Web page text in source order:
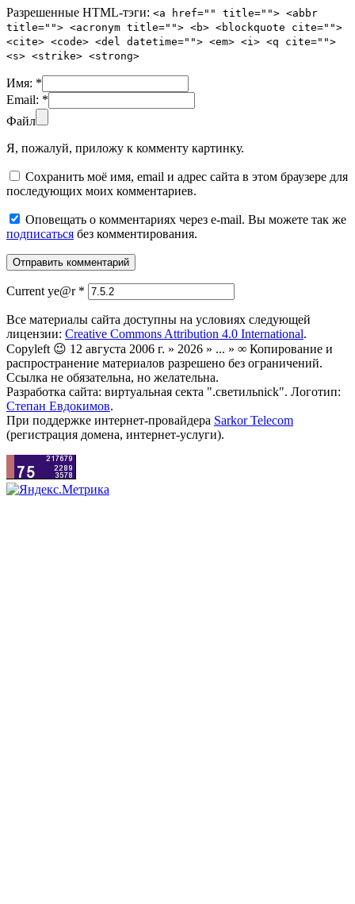
Разрешенные HTML-тэги: <a href="" title=""> <abbr
title=""> <acronym title=""> <b> <blockquote cite="">
<cite> <code> <del datetime=""> <em> <i> <q cite="">
<s> <strike> <strong>
Имя: *
Email: *
Файл
Я, пожалуй, приложу к комменту картинку.
Сохранить моё имя, email и адрес сайта в этом браузере для
последующих моих комментариев.
Оповещать о комментариях через e-mail. Вы можете так же
подписаться без комментирования.
Current ye@r *
Все материалы сайта доступны на условиях следующей
лицензии: Creative Commons Attribution 4.0 International.
Copyleft 😉 12 августа 2006 г. » 2026 » ... » ∞ Копирование и
распространение материалов разрешено без ограничений.
Ссылка не обязательна, но желательна.
Разработка сайта: виртуальная секта ".светильnick". Логотип:
Степан Евдокимов.
При поддержке интернет-провайдера Sarkor Telecom
(регистрация домена, интернет-услуги).